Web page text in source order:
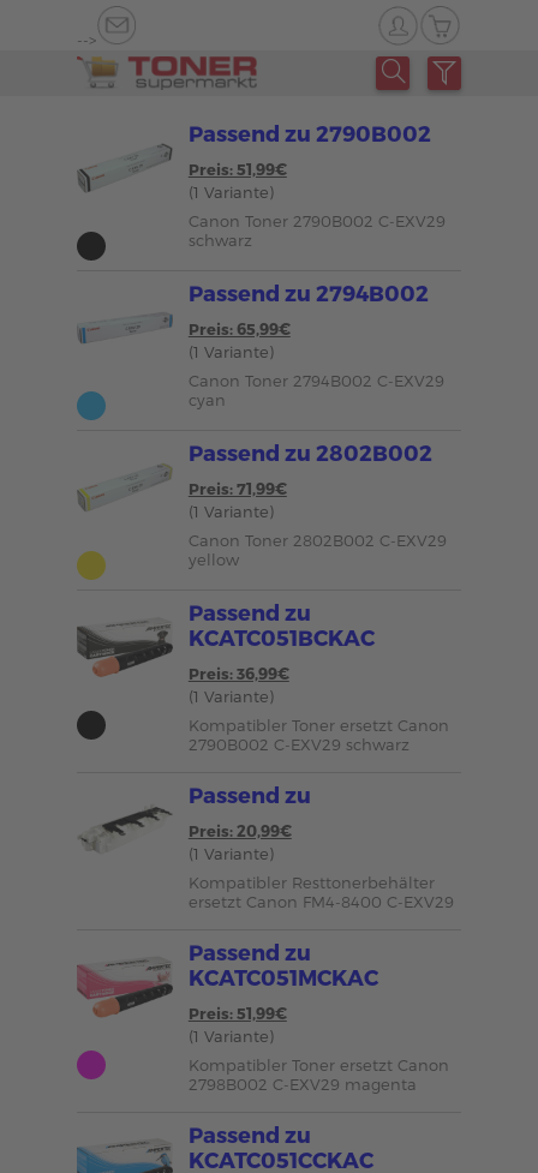
-->
Passend zu 2790B002
Preis: 51,99€
(1 Variante)
Canon Toner 2790B002 C-EXV29
schwarz
Passend zu 2794B002
Preis: 65,99€
(1 Variante)
Canon Toner 2794B002 C-EXV29
cyan
Passend zu 2802B002
Preis: 71,99€
(1 Variante)
Canon Toner 2802B002 C-EXV29
yellow
Passend zu
KCATC051BCKAC
Preis: 36,99€
(1 Variante)
Kompatibler Toner ersetzt Canon
2790B002 C-EXV29 schwarz
Passend zu
Preis: 20,99€
(1 Variante)
Kompatibler Resttonerbehälter
ersetzt Canon FM4-8400 C-EXV29
Passend zu
KCATC051MCKAC
Preis: 51,99€
(1 Variante)
Kompatibler Toner ersetzt Canon
2798B002 C-EXV29 magenta
Passend zu
KCATC051CCKAC